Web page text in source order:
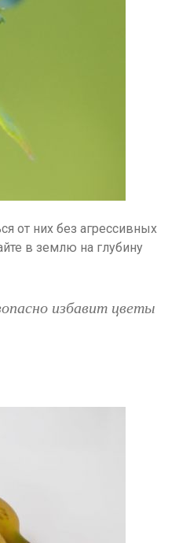
от них без агрессивных
в землю на глубину
избавит цветы